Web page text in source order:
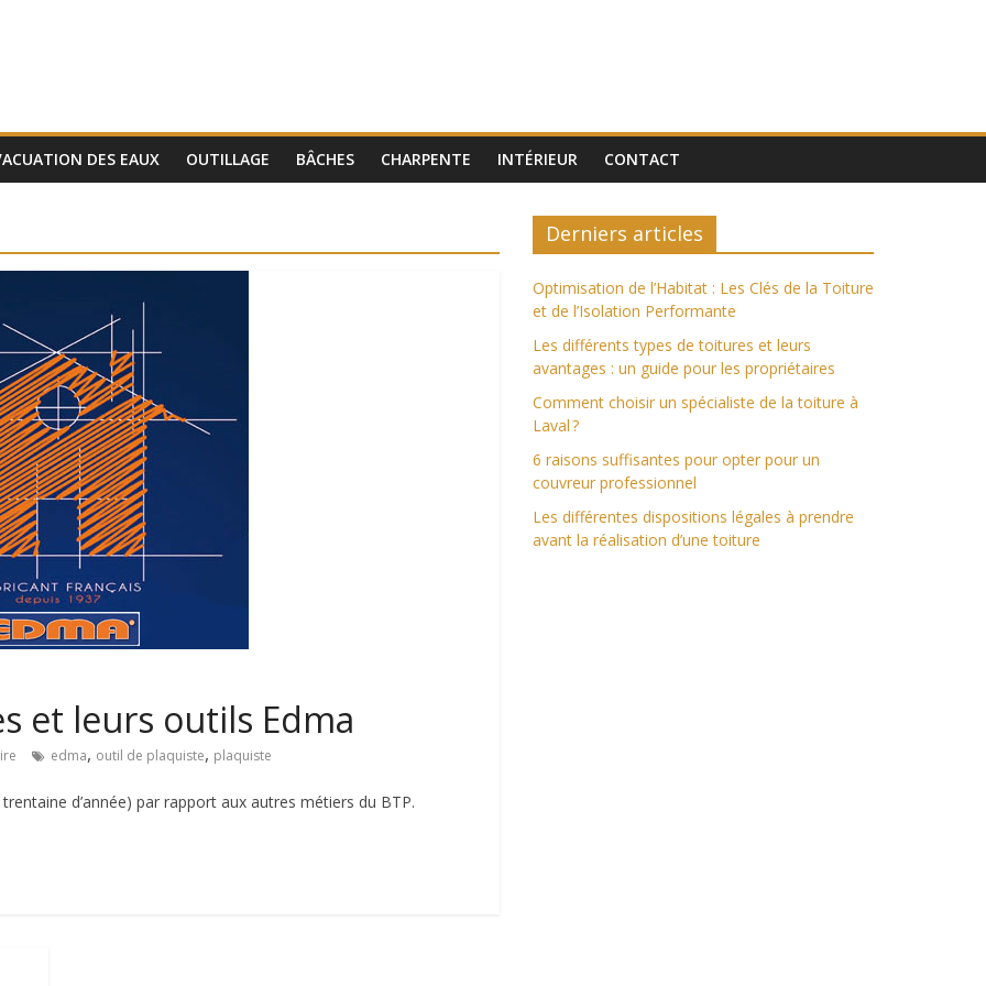
DES EAUX OUTILLAGE BÂCHES CHARPENTE INTÉRIEUR CONTACT
et leurs outils Edma
edma, outil de plaquiste, plaquiste
d’année) par rapport aux autres métiers du BTP.
Derniers articles
Optimisation de l’Habitat : Les Clés de la Toiture
et de l’Isolation Performante
Les différents types de toitures et leurs
avantages : un guide pour les propriétaires
Comment choisir un spécialiste de la toiture à
Laval ?
6 raisons suffisantes pour opter pour un
couvreur professionnel
Les différentes dispositions légales à prendre
avant la réalisation d’une toiture